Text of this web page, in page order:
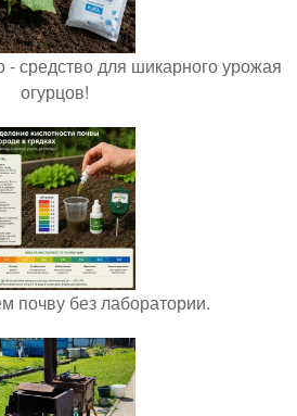
- средство для шикарного урожая
огурцов!
почву без лаборатории.